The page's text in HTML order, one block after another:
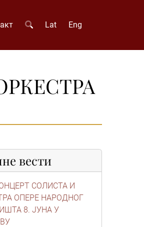
Lat Eng
вести
СОЛИСТА И
ОПЕРЕ НАРОДНОГ
8. ЈУНА У